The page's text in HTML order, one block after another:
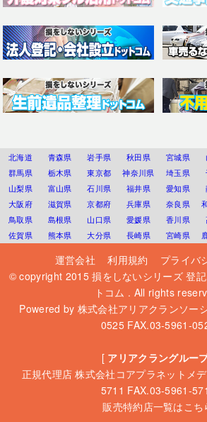
北海道 青森県 岩手県 秋田県 宮城県
群馬県
栃木県 東京都 神奈川県 埼玉県
山梨県
富山県 石川県 福井県 愛知県
大阪府
滋賀県 京都府 兵庫県 奈良県
鳥取県
島根県 山口県 愛媛県 香川県
佐賀県
熊本県 大分県 長崎県 宮崎県
運営会社 利用規約
プライバ
© copyright 2015損をしないシリーズ 登
トコム . All rights
Powered by 株式会社アリアクランソー
0525 FAX.03-5961-
[ アリアクラングルー
正規代理店株式会社コアプラネットメ
5711 FAX.03-5961-
販売特約店一覧はこち